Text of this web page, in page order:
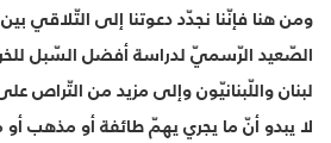
ومن هنا فإنّنا نجدّد دعوتنا إلى التّلاقي
الصّعيد الرّسميّ لدراسة أفضل السّبل
لبنان واللّبنانيّون وإلى مزيد من التّراص
لا يبدو أنّ ما يجري يهمّ طائفة أو مذهب